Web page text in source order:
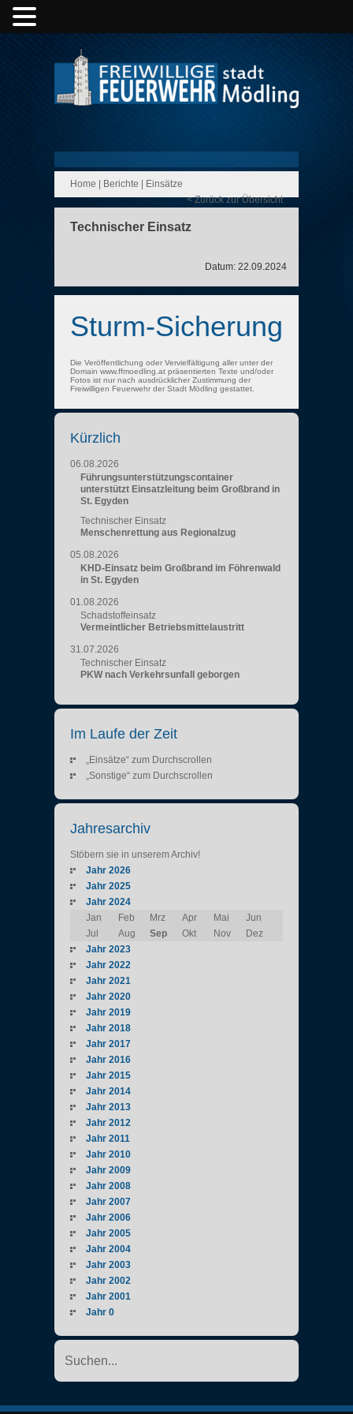
Home Berichte
Einsätze
< Zurück zur Übersicht
Technischer Einsatz
Datum: 22.09.2024
Sturm-Sicherung
Die Veröffentlichung oder Vervielfältigung aller unter der
Domain www.ffmoedling.at präsentierten Texte und/oder
Fotos ist nur nach ausdrücklicher Zustimmung der
Freiwilligen Feuerwehr der Stadt Mödling gestattet.
Kürzlich
06.08.2026
Führungsunterstützungscontainer
unterstützt Einsatzleitung beim Großbrand in
St. Egyden
Technischer Einsatz
Menschenrettung aus Regionalzug
05.08.2026
KHD-Einsatz beim Großbrand im Föhrenwald
in St. Egyden
01.08.2026
Schadstoffeinsatz
Vermeintlicher Betriebsmittelaustritt
31.07.2026
Technischer Einsatz
PKW nach Verkehrsunfall geborgen
Im Laufe der Zeit
„Einsätze“ zum Durchscrollen
„Sonstige“ zum Durchscrollen
Jahresarchiv
Stöbern sie in unserem Archiv!
Jahr 2026
Jahr 2025
Jahr 2024
Jan
Feb Mrz Apr Mai
Jun
Jul
Aug Sep Okt Nov
Dez
Jahr 2023
Jahr 2022
Jahr 2021
Jahr 2020
Jahr 2019
Jahr 2018
Jahr 2017
Jahr 2016
Jahr 2015
Jahr 2014
Jahr 2013
Jahr 2012
Jahr 2011
Jahr 2010
Jahr 2009
Jahr 2008
Jahr 2007
Jahr 2006
Jahr 2005
Jahr 2004
Jahr 2003
Jahr 2002
Jahr 2001
Jahr 0